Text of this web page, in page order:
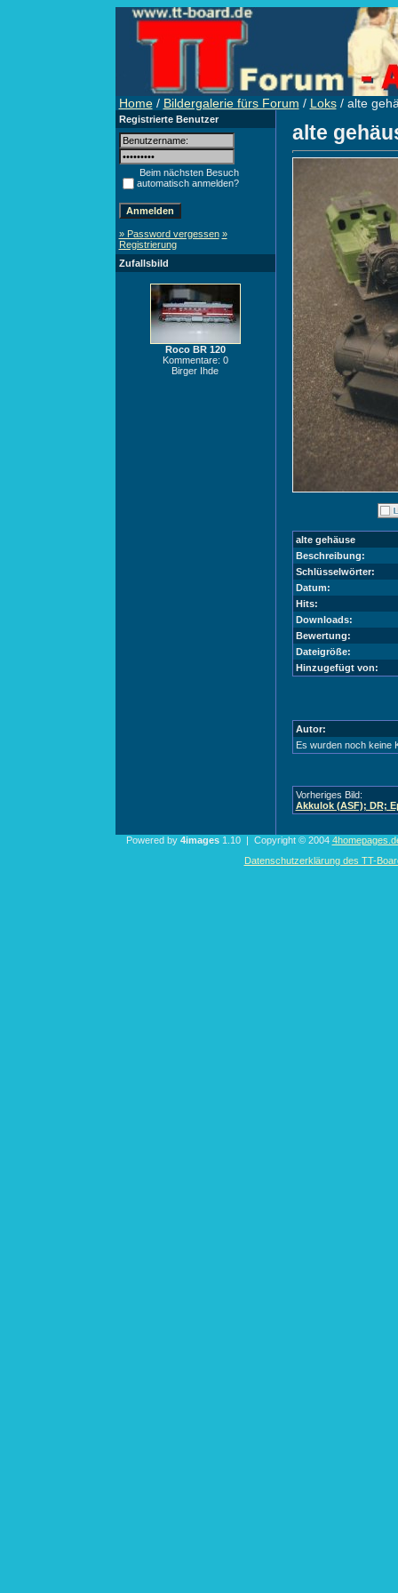
Home/ Bildergalerie fürs Forum / Loks/ alte
Registrierte Benutzer
Beim nächsten Besuch
automatisch anmelden?
» Password vergessen »
Registrierung
Zufallsbild
Roco BR 120
Kommentare: 0
Birger Ihde
alte
alte gehäuse
Beschreibung:
Schlüsselwörter:
Datum:
Hits:
Downloads:
Bewertung:
Dateigröße:
Hinzugefügt von:
Autor:
Es wurden noch keine
Vorheriges Bild:
Akkulok (ASF); DR;
Powered by 4images1.10 | Copyright © 2004
Datenschutzerklärung des TT-